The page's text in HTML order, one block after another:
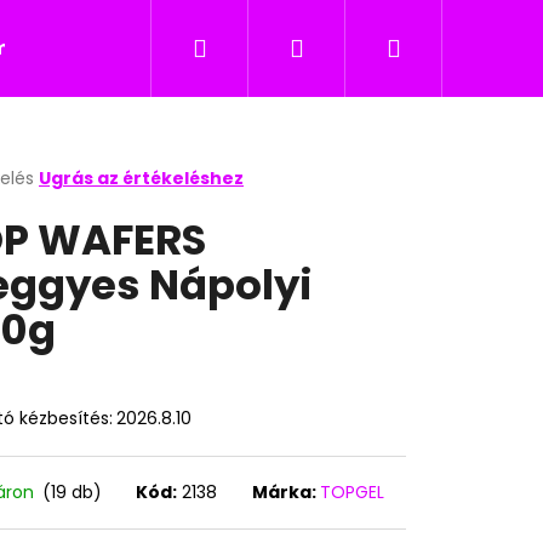
Nyalókák Édesség gyerekeknek
KeresésBejelentkezés
Kosár
Ugrás az értékeléshez
WAFERS
Nápolyi
kézbesítés: 2026.8.10
(19 db) Kód: 2138 Márka: TOPGEL
Következő